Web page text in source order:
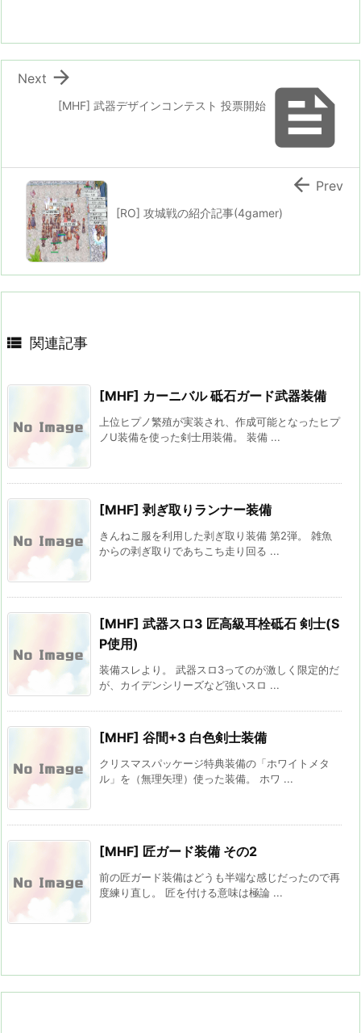

[MHF] 武器デザインコンテスト 投票開始

Next
[RO] 攻城戦の紹介記事(4gamer)
 Prev
 関連記事
[MHF] カーニバル 砥石ガード武器装備
上位ヒプノ繁殖が実装され、作成可能となったヒプ
ノU装備を使った剣士用装備。 装備 ...
[MHF] 剥ぎ取りランナー装備
きんねこ服を利用した剥ぎ取り装備 第2弾。 雑魚
からの剥ぎ取りであちこち走り回る ...
[MHF] 武器スロ3 匠高級耳栓砥石 剣士(S
P使用)
装備スレより。 武器スロ3ってのが激しく限定的だ
が、カイデンシリーズなど強いスロ ...
[MHF] 谷間+3 白色剣士装備
クリスマスパッケージ特典装備の「ホワイトメタ
ル」を（無理矢理）使った装備。 ホワ ...
[MHF] 匠ガード装備 その2
前の匠ガード装備はどうも半端な感じだったので再
度練り直し。 匠を付ける意味は極論 ...